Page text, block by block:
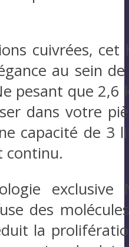
cuivrées,
au sein
pesant que
dans votre
capacité de
continu.
exclusive
des
la